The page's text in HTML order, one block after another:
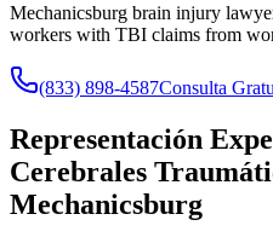
Mechanicsburg brain injury
workers with TBI claims from
(833) 898-4587Consulta
Representación
Cerebrales
Mechanicsburg